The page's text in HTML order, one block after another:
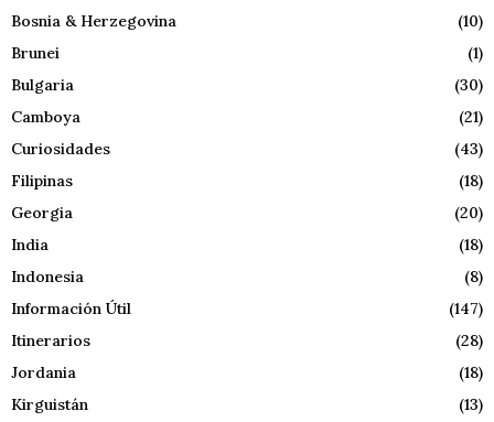
Bosnia & Herzegovina
(10)
Brunei
(1)
Bulgaria
(30)
Camboya
(21)
Curiosidades
(43)
Filipinas
(18)
Georgia
(20)
India
(18)
Indonesia
(8)
Información Útil
(147)
Itinerarios
(28)
Jordania
(18)
Kirguistán
(13)